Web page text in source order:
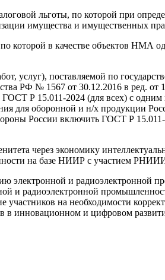
льготы, по которой при
имущества и имущественных
которой в качестве объектов НМА
услуг), поставляемой по
РФ № 1567 от 30.12.2016 в ред.
Р 15.011-2024 (для всех) с одним
для оборонной и н/х продукции
России включить ГОСТ Р
через экономику
на базе НИИР с участием
электронной и радиоэлектронной
и радиоэлектронной
на необходимости
в инновационном и цифровом